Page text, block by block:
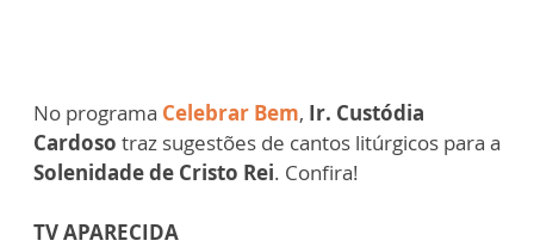
No programa Celebrar Bem, Ir. Custódia
Cardoso traz sugestões de cantos litúrgicos para a
Solenidade de Cristo Rei. Confira!
TV APARECIDA